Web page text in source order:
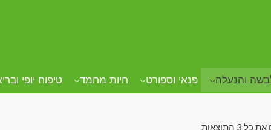
והנעלה פנאי וספורט חיות מחמד טיפוח יופי
⁦3⁩ התוצאות